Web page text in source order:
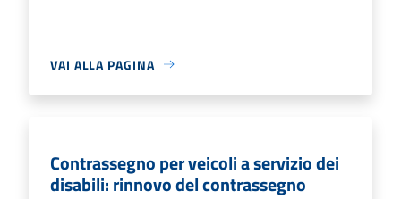
VAI ALLA PAGINA
Contrassegno per veicoli a servizio dei
disabili: rinnovo del contrassegno